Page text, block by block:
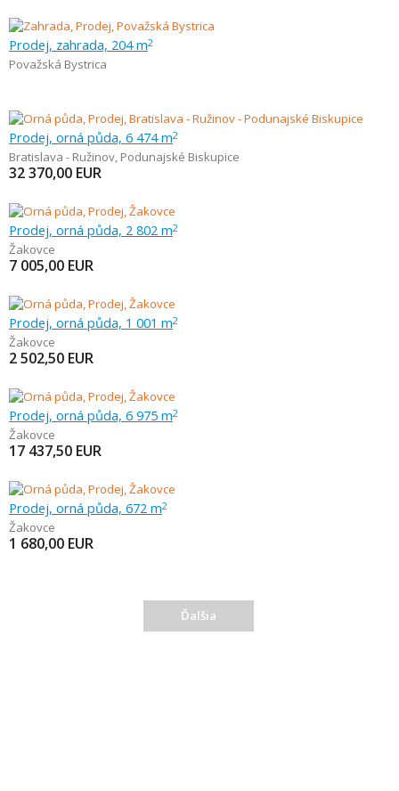
Prodej, zahrada, 204 m2
Považská Bystrica
Prodej, orná půda, 6 474 m2
Bratislava - Ružinov, Podunajské Biskupice
32 370,00 EUR
Prodej, orná půda, 2 802 m2
Žakovce
7 005,00 EUR
Prodej, orná půda, 1 001 m2
Žakovce
2 502,50 EUR
Prodej, orná půda, 6 975 m2
Žakovce
17 437,50 EUR
Prodej, orná půda, 672 m2
Žakovce
1 680,00 EUR
Ďalšia